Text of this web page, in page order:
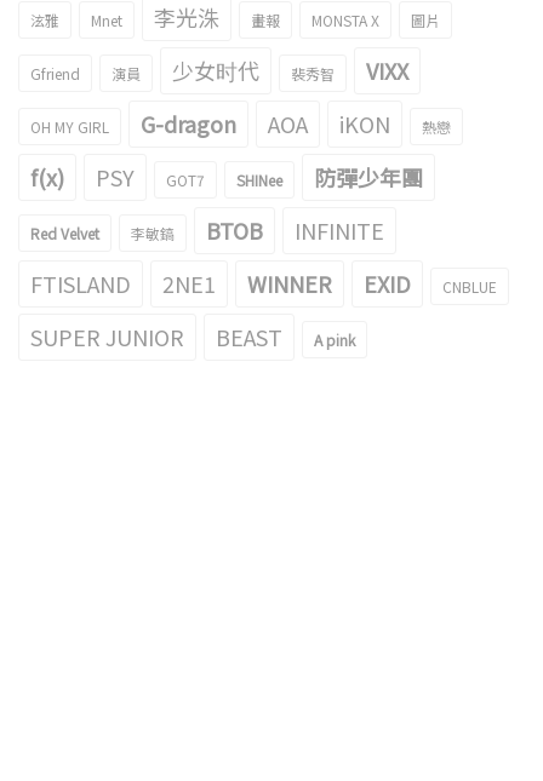
泫雅 Mnet 李光洙 畫報 MONSTA X 圖片
Gfriend 演員 少女时代 裴秀智 VIXX
OH MY GIRL G-dragon AOA iKON 熱戀
f(x) PSY GOT7 SHINee 防彈少年團
Red Velvet 李敏鎬 BTOB
INFINITE
FTISLAND
2NE1 WINNER EXID CNBLUE
SUPER JUNIOR BEAST A pink